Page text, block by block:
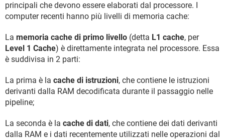
principali che devono essere elaborati dal processore. I
computer recenti hanno più livelli di memoria cache:
La memoria cache di primo livello (detta L1 cache, per
Level 1 Cache) è direttamente integrata nel processore. Essa
è suddivisa in 2 parti:
La prima è la cache di istruzioni, che contiene le istruzioni
derivanti dalla RAM decodificata durante il passaggio nelle
pipeline;
La seconda è la cache di dati, che contiene dei dati derivanti
dalla RAM e i dati recentemente utilizzati nelle operazioni dal